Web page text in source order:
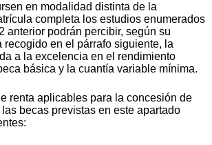
en modalidad distinta de la
completa los estudios enumerados
anterior podrán percibir, según su
recogido en el párrafo siguiente, la
a la excelencia en el rendimiento
básica y la cuantía variable mínima.
renta aplicables para la concesión de
las becas previstas en este apartado